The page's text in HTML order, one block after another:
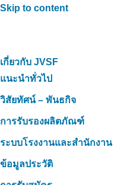
Skip to content
เกี่ยวกับ JVSF
แนะนำทั่วไป
วิสัยทัศน์ – พันธกิจ
การรับรองผลิตภัณฑ์
ระบบโรงงานและสำนักงาน
ข้อมูลประวัติ